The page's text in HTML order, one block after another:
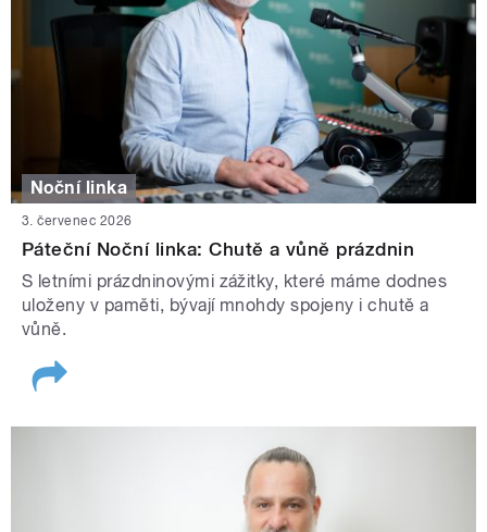
Noční linka
3. červenec 2026
Páteční Noční linka: Chutě a vůně prázdnin
S letními prázdninovými zážitky, které máme dodnes
uloženy v paměti, bývají mnohdy spojeny i chutě a
vůně.